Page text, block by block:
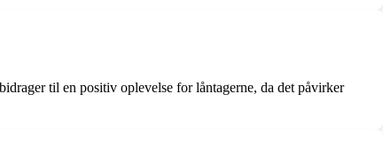
til en positiv oplevelse for låntagerne, da det påvirker